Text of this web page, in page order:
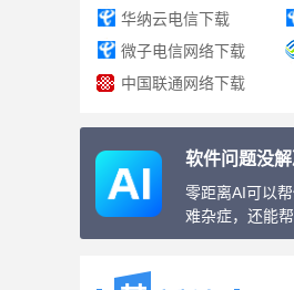
华纳云电信下载
微子电信网络下载
中国联通网络下载
软件问题没
零距离AI可以
难杂症，还能